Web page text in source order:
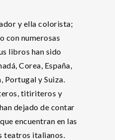
y ella colorista;
con numerosas
libros han sido
Corea, España,
Portugal y Suiza.
titiriteros y
dejado de contar
encuentran en las
teatros italianos.